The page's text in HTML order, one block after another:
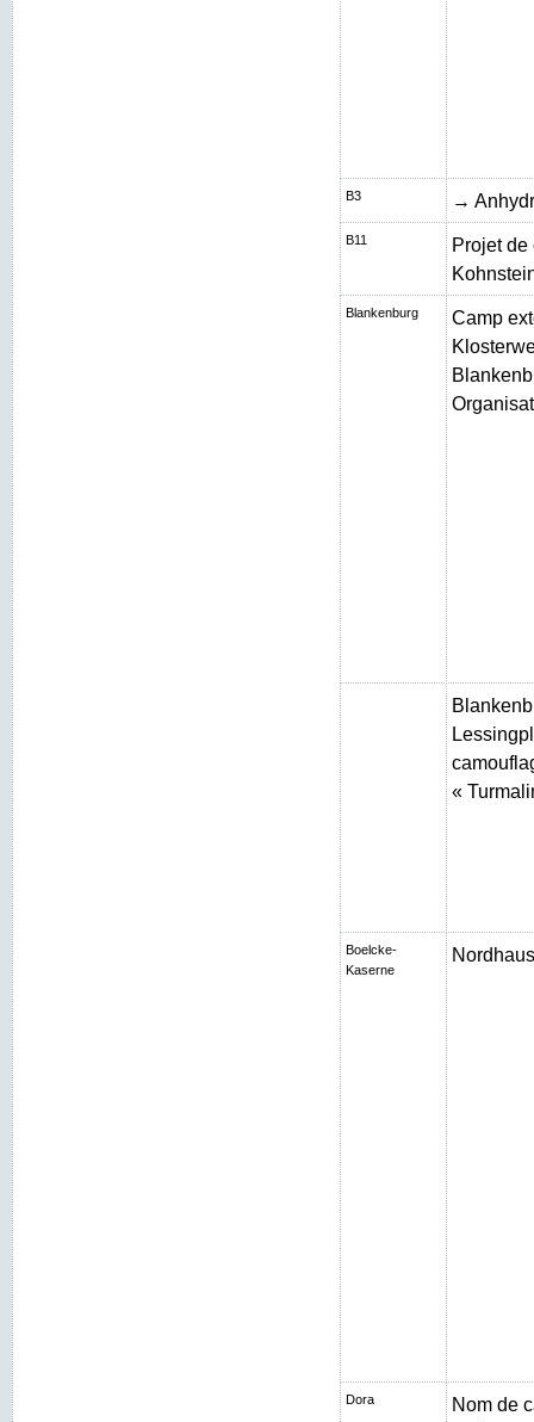
B3 →
B11
Projet de
Blankenburg
Camp
«
Boelcke-
Kaserne
Dora
Nom de